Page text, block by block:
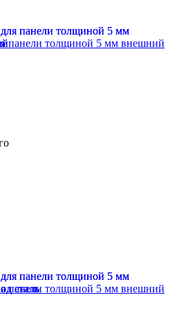
панели толщиной 5 мм внешний
панели толщиной 5 мм внешний